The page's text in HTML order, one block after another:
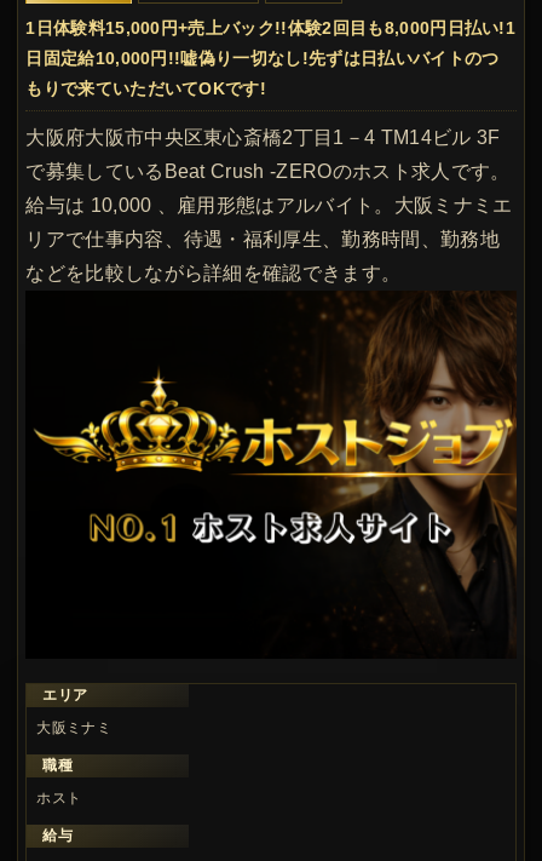
1日体験料15,000円+売上バック!!体験2回目も8,000円日払い!1
日固定給10,000円!!嘘偽り一切なし!先ずは日払いバイトのつ
もりで来ていただいてOKです!
大阪府大阪市中央区東心斎橋2丁目1－4 TM14ビル 3F
で募集しているBeat Crush -ZEROのホスト求人です。
給与は 10,000 、雇用形態はアルバイト。大阪ミナミエ
リアで仕事内容、待遇・福利厚生、勤務時間、勤務地
などを比較しながら詳細を確認できます。
エリア
大阪ミナミ
職種
ホスト
給与